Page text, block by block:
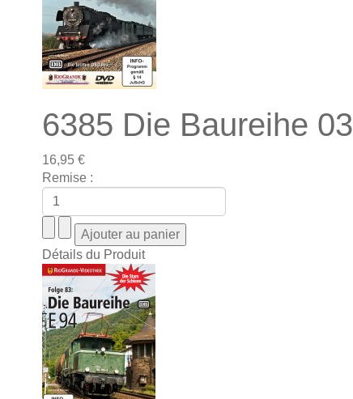
6385 Die Baureihe 03
16,95 €
Remise :
Détails du Produit